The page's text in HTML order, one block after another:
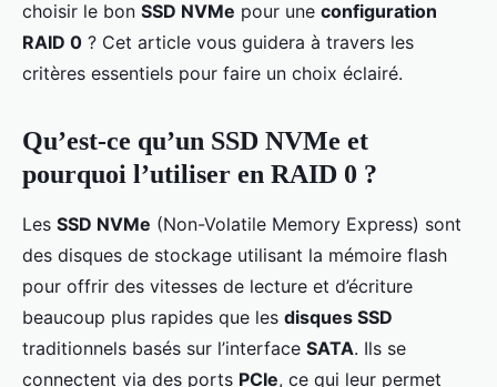
choisir le bon SSD NVMe pour une configuration
RAID 0 ? Cet article vous guidera à travers les
critères essentiels pour faire un choix éclairé.
Qu’est-ce qu’un SSD NVMe et
pourquoi l’utiliser en RAID 0 ?
Les SSD NVMe (Non-Volatile Memory Express) sont
des disques de stockage utilisant la mémoire flash
pour offrir des vitesses de lecture et d’écriture
beaucoup plus rapides que les disques SSD
traditionnels basés sur l’interface SATA. Ils se
connectent via des ports PCIe, ce qui leur permet